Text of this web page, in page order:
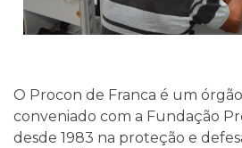
O Procon de Franca é um
conveniado com a Fundação
desde 1983 na proteção e